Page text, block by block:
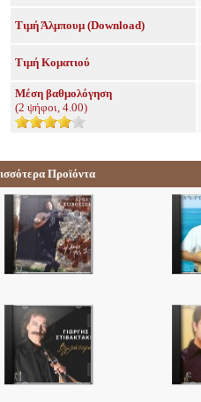
Τιμή Άλμπουμ (Download)
Τιμή Κοματιού
Μέση βαθμολόγηση
(2 ψήφοι, 4.00)
Προϊόντα